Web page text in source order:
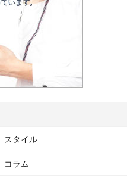
スタイル
コラム